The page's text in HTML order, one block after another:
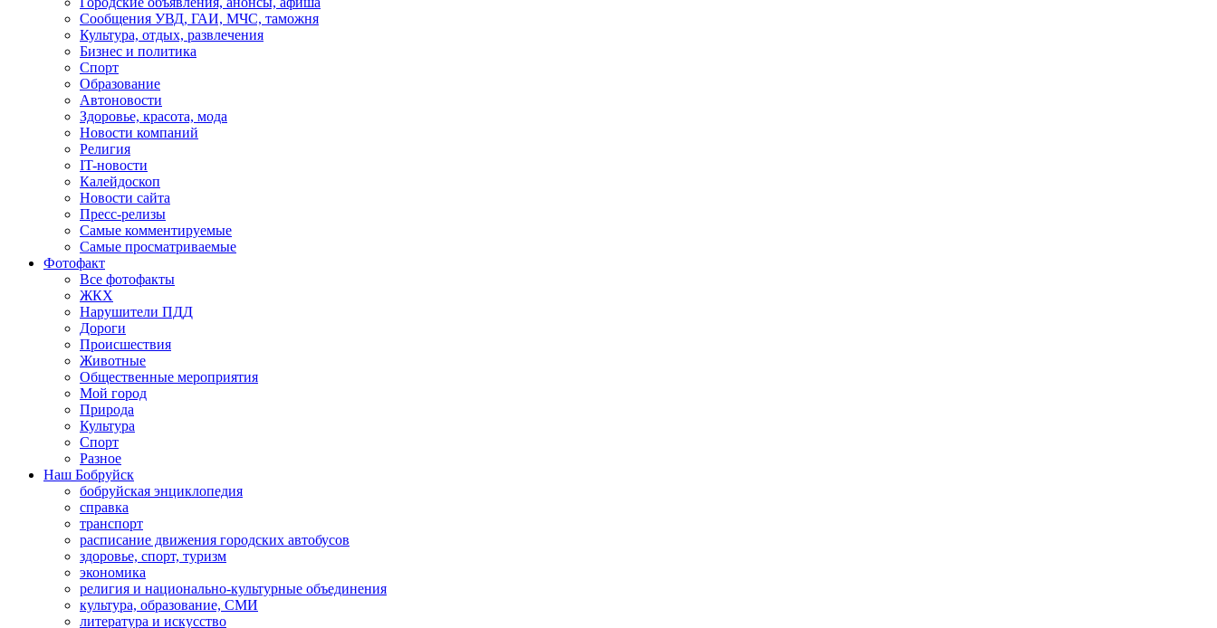
Сообщения УВД, ГАИ, МЧС, таможня
Культура, отдых, развлечения
Бизнес и политика
Спорт
Образование
Автоновости
Здоровье, красота, мода
Новости компаний
Религия
IT-новости
Калейдоскоп
Новости сайта
Пресс-релизы
Самые комментируемые
Самые просматриваемые
Фотофакт
Все фотофакты
ЖКХ
Нарушители ПДД
Дороги
Происшествия
Животные
Общественные мероприятия
Мой город
Природа
Культура
Спорт
Разное
Наш Бобруйск
бобруйская энциклопедия
справка
транспорт
расписание движения городских автобусов
здоровье, спорт, туризм
экономика
религия и национально-культурные объединения
культура, образование, СМИ
литература и искусство